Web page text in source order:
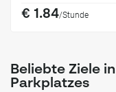
€ 1.84/Stunde
Beliebte Ziele
Parkplatzes